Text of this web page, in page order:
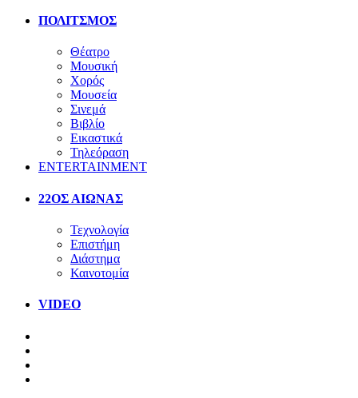
ΠΟΛΙΤΣΜΟΣ
Θέατρο
Μουσική
Χορός
Μουσεία
Σινεμά
Βιβλίο
Εικαστικά
Τηλεόραση
ENTERTAINMENT
22ΟΣ ΑΙΩΝΑΣ
Τεχνολογία
Επιστήμη
Διάστημα
Καινοτομία
VIDEO